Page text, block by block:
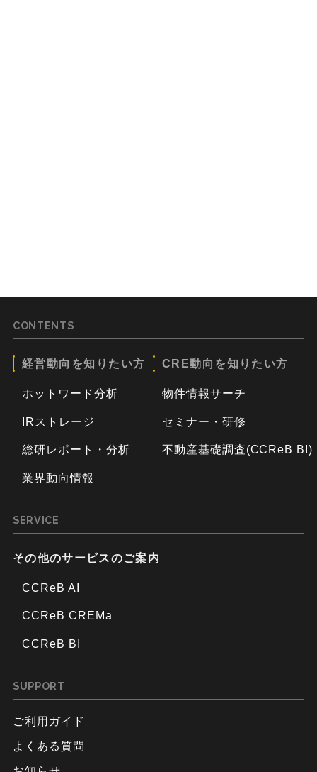
CONTENTS
経営動向を知りたい方
ホットワード分析
IRストレージ
総研レポート・分析
業界動向情報
CRE動向を知りたい方
物件情報サーチ
セミナー・研修
不動産基礎調査(CCReB BI)
SERVICE
その他のサービスのご案内
CCReB AI
CCReB CREMa
CCReB BI
SUPPORT
ご利用ガイド
よくある質問